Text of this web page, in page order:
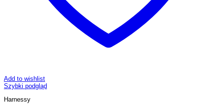
Add to wishlist
Szybki podgląd
Harnessy